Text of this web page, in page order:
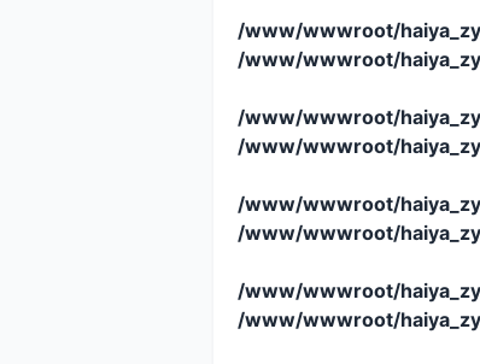
/www/wwwroot/
/www/wwwroot/
/www/wwwroot/
/www/wwwroot/
/www/wwwroot/
/www/wwwroot/
/www/wwwroot/
/www/wwwroot/